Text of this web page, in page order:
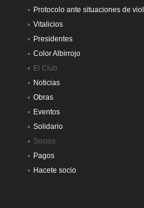
Protocolo ante situaciones de
Vitalicios
Presidentes
Color Albirrojo
El Club
Noticias
Obras
Eventos
Solidario
Socios
Pagos
Hacete socio